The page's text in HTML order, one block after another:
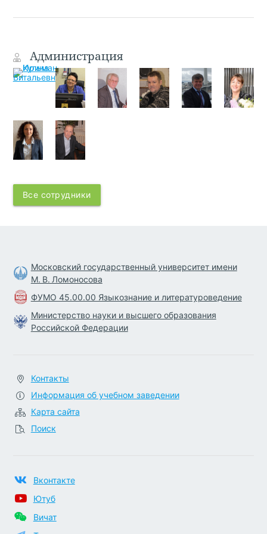
Администрация
Все сотрудники
Московский государственный университет имени
М. В. Ломоносова
ФУМО 45.00.00 Языкознание и литературоведение
Министерство науки и высшего образования
Российской Федерации
Контакты
Информация об учебном заведении
Карта сайта
Поиск
Вконтакте
Ютуб
Вичат